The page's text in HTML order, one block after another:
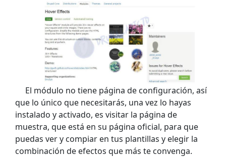
El módulo no tiene página de configuración, así
que lo único que necesitarás, una vez lo hayas
instalado y activado, es visitar la página de
muestra, que está en su página oficial, para que
puedas ver y compiar en tus plantillas y elegir la
combinación de efectos que más te convenga.